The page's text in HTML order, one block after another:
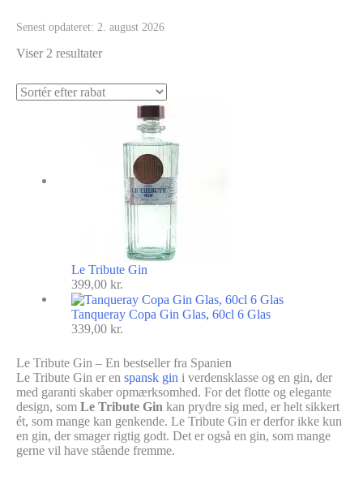
Senest opdateret: 2. august 2026
Viser 2 resultater
Le Tribute Gin
399,00 kr.
Tanqueray Copa Gin Glas, 60cl 6 Glas
339,00 kr.
Le Tribute Gin – En bestseller fra Spanien
Le Tribute Gin er en spansk gin i verdensklasse og en gin, der
med garanti skaber opmærksomhed. For det flotte og elegante
design, som Le Tribute Gin kan prydre sig med, er helt sikkert
ét, som mange kan genkende. Le Tribute Gin er derfor ikke kun
en gin, der smager rigtig godt. Det er også en gin, som mange
gerne vil have stående fremme.